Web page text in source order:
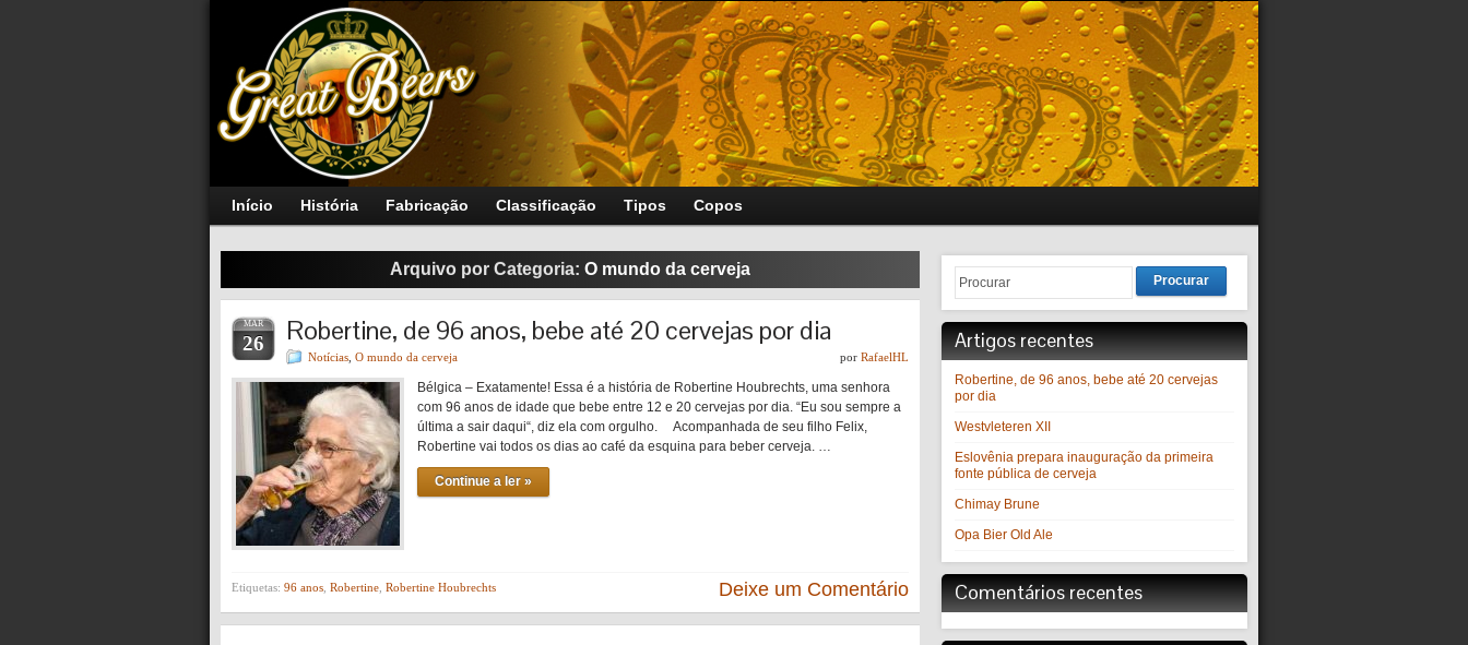
Início História Fabricação Classificação Tipos Copos
Arquivo por Categoria: O mundo da cerveja
MAR
26 Robertine, de 96 anos, bebe até 20 cervejas por dia
Notícias O mundo da cerveja por RafaelHL
Bélgica – Exatamente! Essa é a história de Robertine Houbrechts, uma senhora
com 96 anos de idade que bebe entre 12 e 20 cervejas por dia. “Eu sou sempre a
última a sair daqui“, diz ela com orgulho. Acompanhada de seu filho Felix,
Robertine vai todos os dias ao café da esquina para beber cerveja. …
Continue a ler »
Etiquetas: 96 anos Robertine Robertine Houbrechts Deixe um Comentário
Procurar
Artigos recentes
Robertine, de 96 anos, bebe até 20 cervejas
por dia
Westvleteren XII
Eslovênia prepara inauguração da primeira
fonte pública de cerveja
Chimay Brune
Opa Bier Old Ale
Comentários recentes